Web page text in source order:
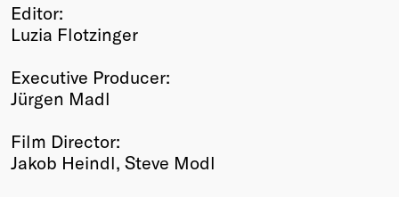
Editor:
Luzia Flotzinger
Executive Producer:
Jürgen Madl
Film Director:
Jakob Heindl, Steve Modl